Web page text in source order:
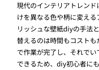
現代のインテリアトレン
けを異なる色や柄に変え
リッシュな壁紙diyの手法
替えるのは時間もコスト
で作業が完了し、それで
できるため、diy初心者に